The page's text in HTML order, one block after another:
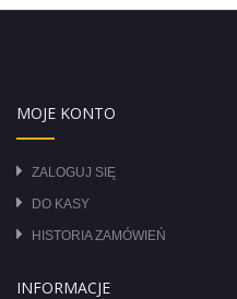
MOJE KONTO
ZALOGUJ SIĘ
DO KASY
HISTORIA ZAMÓWIEŃ
INFORMACJE